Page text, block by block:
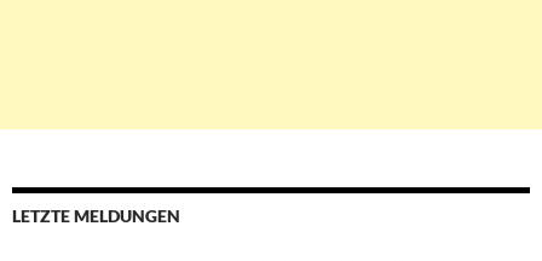
LETZTE MELDUNGEN